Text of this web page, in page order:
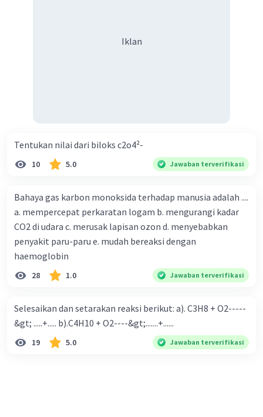
Iklan
Tentukan nilai dari biloks c2o4²-
10 5.0 Jawaban terverifikasi
Bahaya gas karbon monoksida terhadap manusia adalah ....
a. mempercepat perkaratan logam b. mengurangi kadar
CO2 di udara c. merusak lapisan ozon d. menyebabkan
penyakit paru-paru e. mudah bereaksi dengan
haemoglobin
28 1.0 Jawaban terverifikasi
Selesaikan dan setarakan reaksi berikut: a). C3H8 + O2-----
&gt; .....+..... b).C4H10 + O2----&gt;.......+......
19 5.0 Jawaban terverifikasi